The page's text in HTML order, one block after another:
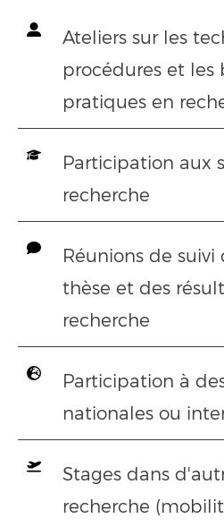
Ateliers sur les
procédures et les
pratiques en
Participation aux
recherche
Réunions de
thèse et des
recherche
Participation à
nationales ou
Stages dans
recherche